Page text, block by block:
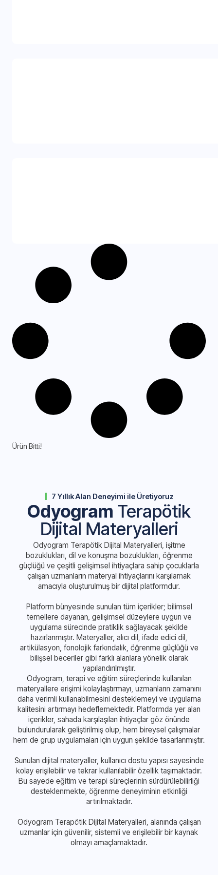
Ürün Bitti!
7 Yıllık Alan Deneyimi ile Üretiyoruz
Odyogram Terapötik
Dijital Materyalleri
Odyogram Terapötik Dijital Materyalleri, işitme
bozuklukları, dil ve konuşma bozuklukları, öğrenme
güçlüğü ve çeşitli gelişimsel ihtiyaçlara sahip çocuklarla
çalışan uzmanların materyal ihtiyaçlarını karşılamak
amacıyla oluşturulmuş bir dijital platformdur.
Platform bünyesinde sunulan tüm içerikler; bilimsel
temellere dayanan, gelişimsel düzeylere uygun ve
uygulama sürecinde pratiklik sağlayacak şekilde
hazırlanmıştır. Materyaller, alıcı dil, ifade edici dil,
artikülasyon, fonolojik farkındalık, öğrenme güçlüğü ve
bilişsel beceriler gibi farklı alanlara yönelik olarak
yapılandırılmıştır.
Odyogram, terapi ve eğitim süreçlerinde kullanılan
materyallere erişimi kolaylaştırmayı, uzmanların zamanını
daha verimli kullanabilmesini desteklemeyi ve uygulama
kalitesini artırmayı hedeflemektedir. Platformda yer alan
içerikler, sahada karşılaşılan ihtiyaçlar göz önünde
bulundurularak geliştirilmiş olup, hem bireysel çalışmalar
hem de grup uygulamaları için uygun şekilde tasarlanmıştır.
Sunulan dijital materyaller, kullanıcı dostu yapısı sayesinde
kolay erişilebilir ve tekrar kullanılabilir özellik taşımaktadır.
Bu sayede eğitim ve terapi süreçlerinin sürdürülebilirliği
desteklenmekte, öğrenme deneyiminin etkinliği
artırılmaktadır.
Odyogram Terapötik Dijital Materyalleri, alanında çalışan
uzmanlar için güvenilir, sistemli ve erişilebilir bir kaynak
olmayı amaçlamaktadır.